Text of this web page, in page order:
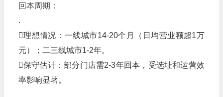
‌回本周期‌：
.
‌理想情况‌：一线城市14-20个月（日均营业额超1万
元）；二三线城市1-2年。
‌保守估计‌：部分门店需2-3年回本，受选址和运营效
率影响显著。